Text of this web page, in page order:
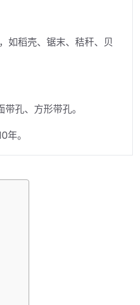
如稻壳、锯末、秸秆、贝
孔、方形带孔。
年。